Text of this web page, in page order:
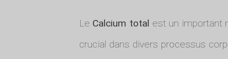
Le Calcium total est un important
crucial dans divers processus